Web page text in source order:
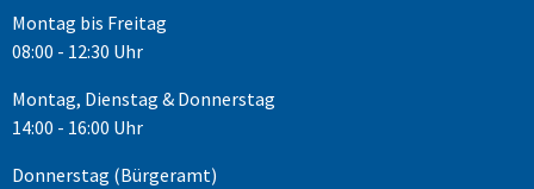
Montag bis Freitag
08:00 - 12:30 Uhr
Montag, Dienstag & Donnerstag
14:00 - 16:00 Uhr
Donnerstag (Bürgeramt)